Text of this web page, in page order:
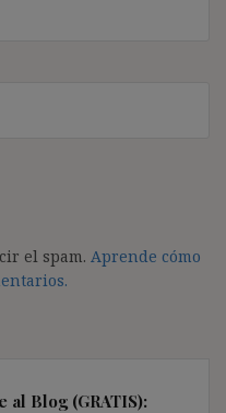
el spam. Aprende cómo
al Blog (GRATIS):